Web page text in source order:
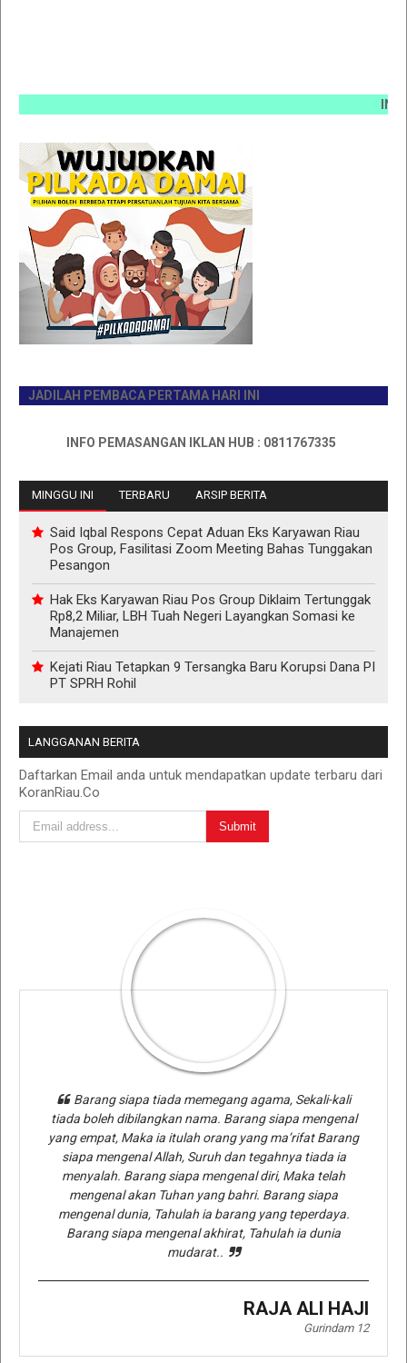
INFO
PEMBACA PERTAMA HARI INI
INFO PEMASANGAN IKLAN HUB : 0811767335
MINGGU INI TERBARU ARSIP BERITA
Said Iqbal Respons Cepat Aduan Eks Karyawan Riau
Pos Group, Fasilitasi Zoom Meeting Bahas Tunggakan
Pesangon
Hak Eks Karyawan Riau Pos Group Diklaim Tertunggak
Rp8,2 Miliar, LBH Tuah Negeri Layangkan Somasi ke
Manajemen
Kejati Riau Tetapkan 9 Tersangka Baru Korupsi Dana PI
PT SPRH Rohil
LANGGANAN BERITA
Daftarkan Email anda untuk mendapatkan update terbaru dari
KoranRiau.Co
Barang siapa tiada memegang agama, Sekali-kali
tiada boleh dibilangkan nama. Barang siapa mengenal
yang empat, Maka ia itulah orang yang ma’rifat Barang
siapa mengenal Allah, Suruh dan tegahnya tiada ia
menyalah. Barang siapa mengenal diri, Maka telah
mengenal akan Tuhan yang bahri. Barang siapa
mengenal dunia, Tahulah ia barang yang teperdaya.
Barang siapa mengenal akhirat, Tahulah ia dunia
mudarat..
RAJA ALI HAJI
Gurindam 12